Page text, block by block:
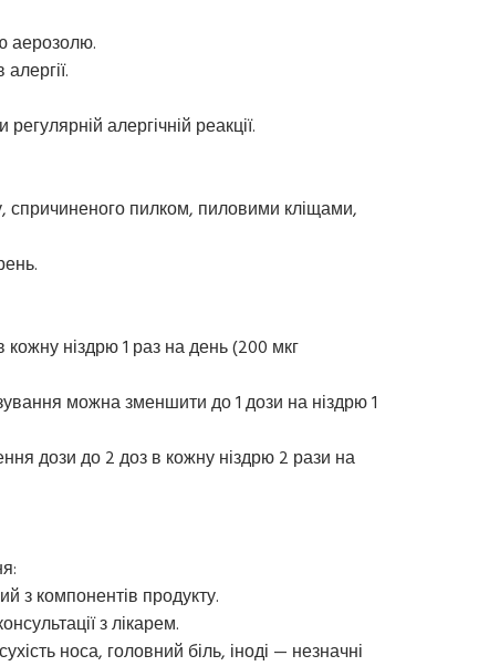
аерозолю.
алергічній реакції.
спричиненого пилком, пиловими кліщами,
ніздрю 1 раз на день (200 мкг
можна зменшити до 1 дози на ніздрю 1
дози до 2 доз в кожну ніздрю 2 рази на
з компонентів продукту.
з лікарем.
носа, головний біль, іноді — незначні